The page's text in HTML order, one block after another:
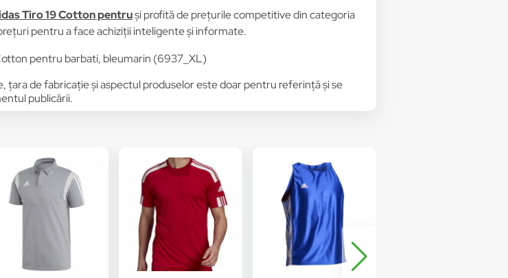
Tiro 19 Cotton pentruși profită de prețurile competitive din categoria
pentru a face achiziții inteligente și informate.
pentru barbati, bleumarin (6937_XL)
de fabricație și aspectul produselor este doar pentru referință și se
publicării.